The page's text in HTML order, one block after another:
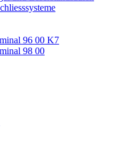
96 00 K7
98 00